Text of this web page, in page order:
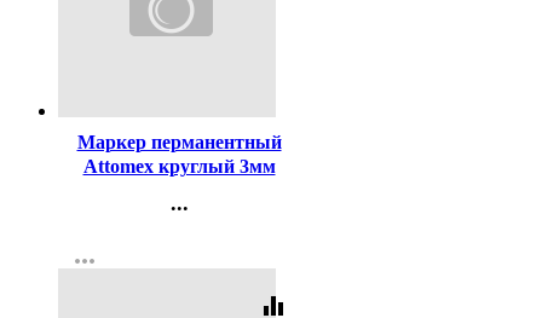
Маркер перманентный
Attomex круглый 3мм
...
Регистрация
more_horiz
equalizer